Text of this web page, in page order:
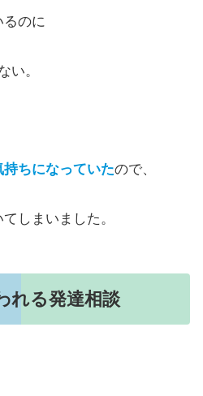
るのに
い。
ちになっていたので、
しまいました。
れる発達相談